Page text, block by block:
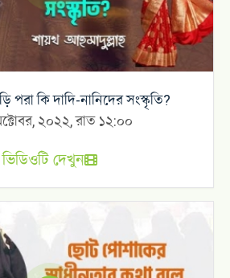
পরা কি দাদি-নানিদের সংস্কৃতি?
২০২২, রাত ১২:০০
ভিডিওটি দেখুন